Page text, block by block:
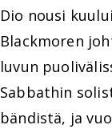
Dio nousi
Blackmoren
luvun
Sabbathin
bändistä, ja